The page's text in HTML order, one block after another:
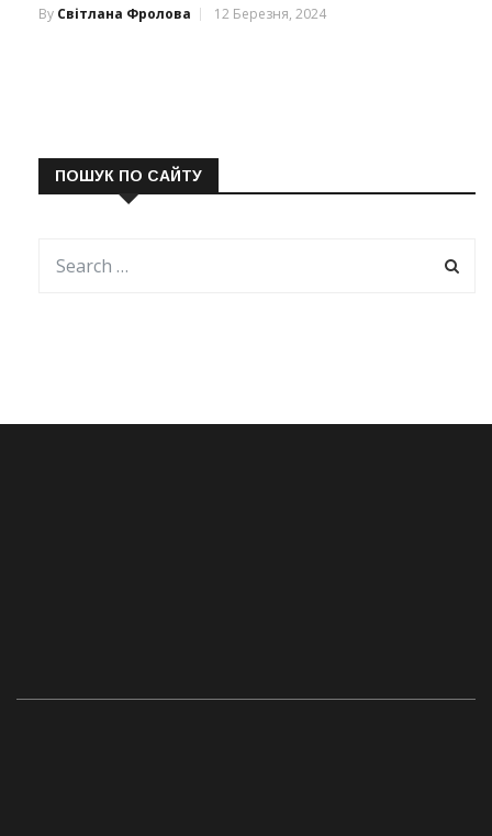
By Світлана Фролова 12 Березня, 2024
ПОШУК ПО САЙТУ